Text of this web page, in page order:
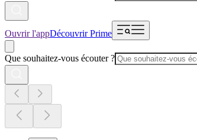
Ouvrir l'appDécouvrir Prime
Que souhaitez-vous écouter ?